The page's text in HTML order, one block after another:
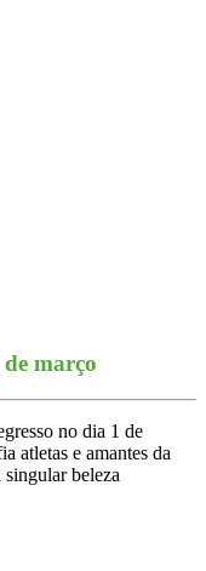
março
no dia 1 de
atletas e amantes da
singular beleza